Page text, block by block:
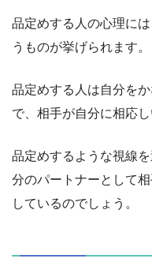
品定めする人の心理に
うものが挙げられます。
品定めする人は自分を
で、相手が自分に相応
品定めするような視線
分のパートナーとして
しているのでしょう。